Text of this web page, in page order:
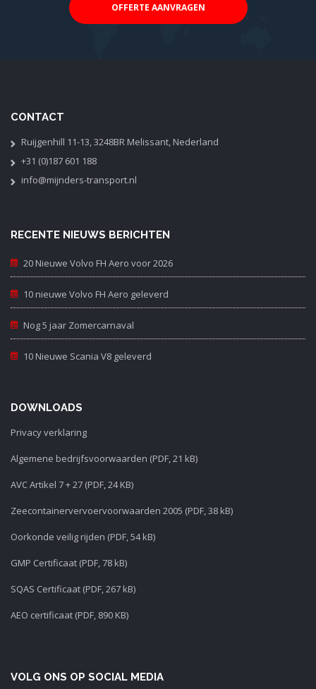
OFFERTE AANVRAGEN
CONTACT
Ruijgenhill 11-13, 3248BR Melissant, Nederland
+31 (0)187 601 188
info@mijnders-transport.nl
RECENTE NIEUWS BERICHTEN
20 Nieuwe Volvo FH Aero voor 2026
10 nieuwe Volvo FH Aero geleverd
Nog 5 jaar Zomercarnaval
10 Nieuwe Scania V8 geleverd
DOWNLOADS
Privacy verklaring
Algemene bedrijfsvoorwaarden (PDF, 21 kB)
AVC Artikel 7 + 27 (PDF, 24 KB)
Zeecontainervervoervoorwaarden 2005 (PDF, 38 kB)
Oorkonde veilig rijden (PDF, 54 kB)
GMP Certificaat (PDF, 78 kB)
SQAS Certificaat (PDF, 267 kB)
AEO certificaat (PDF, 890 KB)
VOLG ONS OP SOCIAL MEDIA